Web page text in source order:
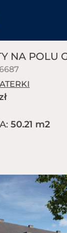
NA POLU
50.21 m2